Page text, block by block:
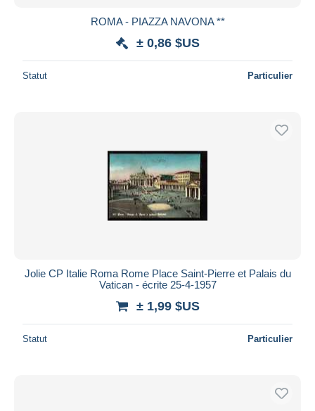
ROMA - PIAZZA NAVONA **
± 0,86 $US
Statut Particulier
Jolie CP Italie Roma Rome Place Saint-Pierre et Palais du
Vatican - écrite 25-4-1957
± 1,99 $US
Statut Particulier